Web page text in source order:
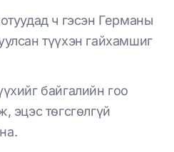
ч гэсэн Германы
түүхэн гайхамшиг
байгалийн гоо
эцэс төгсгөлгүй